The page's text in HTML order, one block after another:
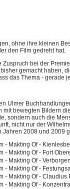
ohne ihre kleinen
den Film gedreht hat.
bei der
gemacht haben,
das Thema - gerade
Ulmer
bewegten Bildern
sondern auch die
nicht nur der
Jahren 2008 und 2009